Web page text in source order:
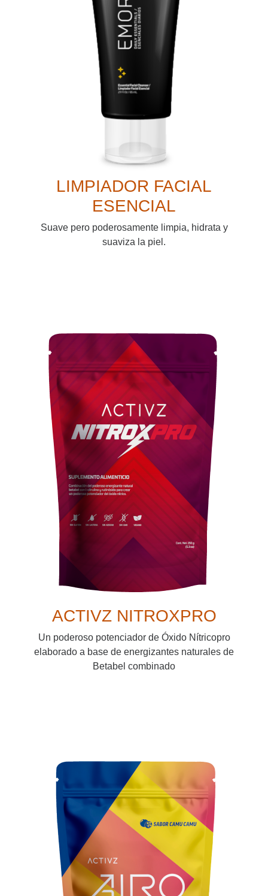
LIMPIADOR FACIAL
ESENCIAL
Suave pero poderosamente limpia, hidrata y
suaviza la piel.
ACTIVZ NITROXPRO
Un poderoso potenciador de Óxido Nítricopro
elaborado a base de energizantes naturales de
Betabel combinado